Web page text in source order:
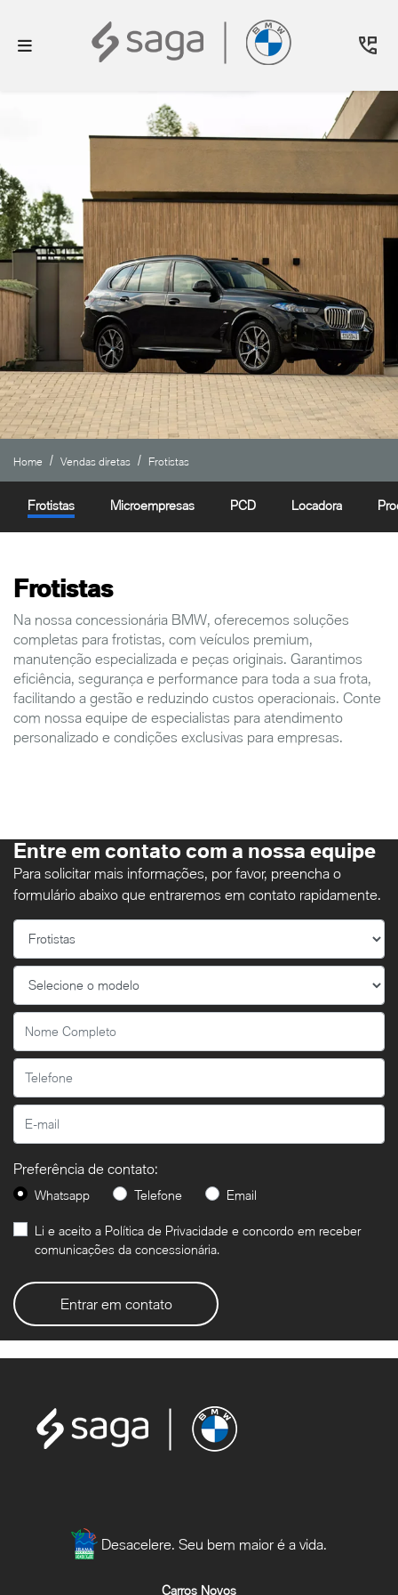
Home Vendas diretas Frotistas
Microempresas PCD Locadora
Frotistas
Frotistas
Na nossa concessionária BMW, oferecemos soluções
completas para frotistas, com veículos premium,
manutenção especializada e peças originais. Garantimos
eficiência, segurança e performance para toda a sua frota,
facilitando a gestão e reduzindo custos operacionais. Conte
com nossa equipe de especialistas para atendimento
personalizado e condições exclusivas para empresas.
Entre em contato com a nossa equipe
Para solicitar mais informações, por favor, preencha o
formulário abaixo que entraremos em contato rapidamente.
Preferência de contato:
Whatsapp Telefone Email
Li e aceito a Política de Privacidade e concordo em receber
comunicações da concessionária.
Entrar em contato
Desacelere. Seu bem maior é a vida.
Carros Novos